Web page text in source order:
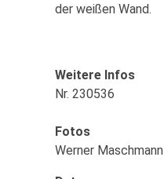
der weißen Wand.
Weitere Infos
Nr. 230536
Fotos
Werner Maschmann